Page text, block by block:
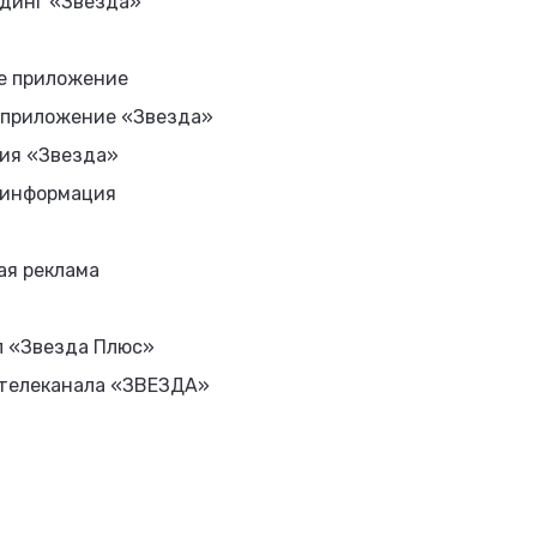
приложение
«Звезда»
«Звезда»
реклама
«Звезда Плюс»
«ЗВЕЗДА»